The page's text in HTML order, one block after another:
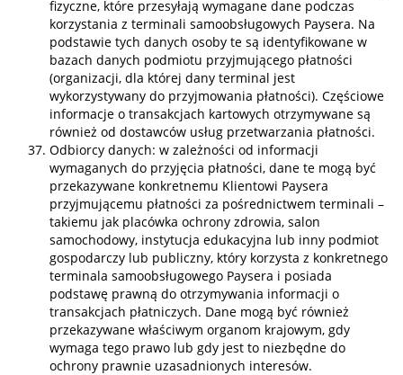
fizyczne, które przesyłają wymagane dane podczas
korzystania z terminali samoobsługowych Paysera. Na
podstawie tych danych osoby te są identyfikowane w
bazach danych podmiotu przyjmującego płatności
(organizacji, dla której dany terminal jest
wykorzystywany do przyjmowania płatności). Częściowe
informacje o transakcjach kartowych otrzymywane są
również od dostawców usług przetwarzania płatności.
Odbiorcy danych: w zależności od informacji
wymaganych do przyjęcia płatności, dane te mogą być
przekazywane konkretnemu Klientowi Paysera
przyjmującemu płatności za pośrednictwem terminali –
takiemu jak placówka ochrony zdrowia, salon
samochodowy, instytucja edukacyjna lub inny podmiot
gospodarczy lub publiczny, który korzysta z konkretnego
terminala samoobsługowego Paysera i posiada
podstawę prawną do otrzymywania informacji o
transakcjach płatniczych. Dane mogą być również
przekazywane właściwym organom krajowym, gdy
wymaga tego prawo lub gdy jest to niezbędne do
ochrony prawnie uzasadnionych interesów.